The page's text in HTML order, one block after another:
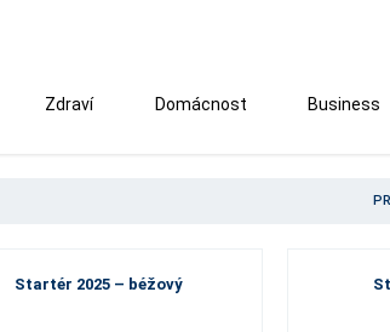
Zdraví Domácnost Business
Startér 2025 – béžový